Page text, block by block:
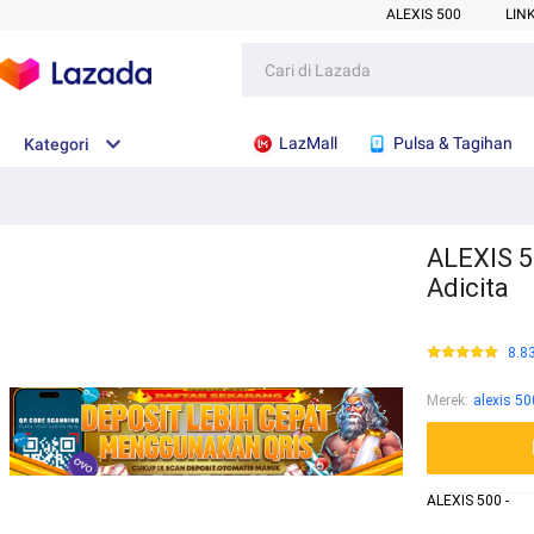
ALEXIS 500
Kategori LazMall Pulsa & Tagihan
ALEXIS
Adicita
Merek: alexis
ALEXIS 500 -